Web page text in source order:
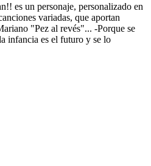
es un personaje, personalizado en
variadas, que aportan
"Pez al revés"... -Porque se
infancia es el futuro y se lo